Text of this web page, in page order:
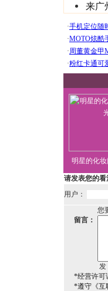
来广
明星的化
请发表您的看
用户：
您
留言：
*经营许可
*遵守《互